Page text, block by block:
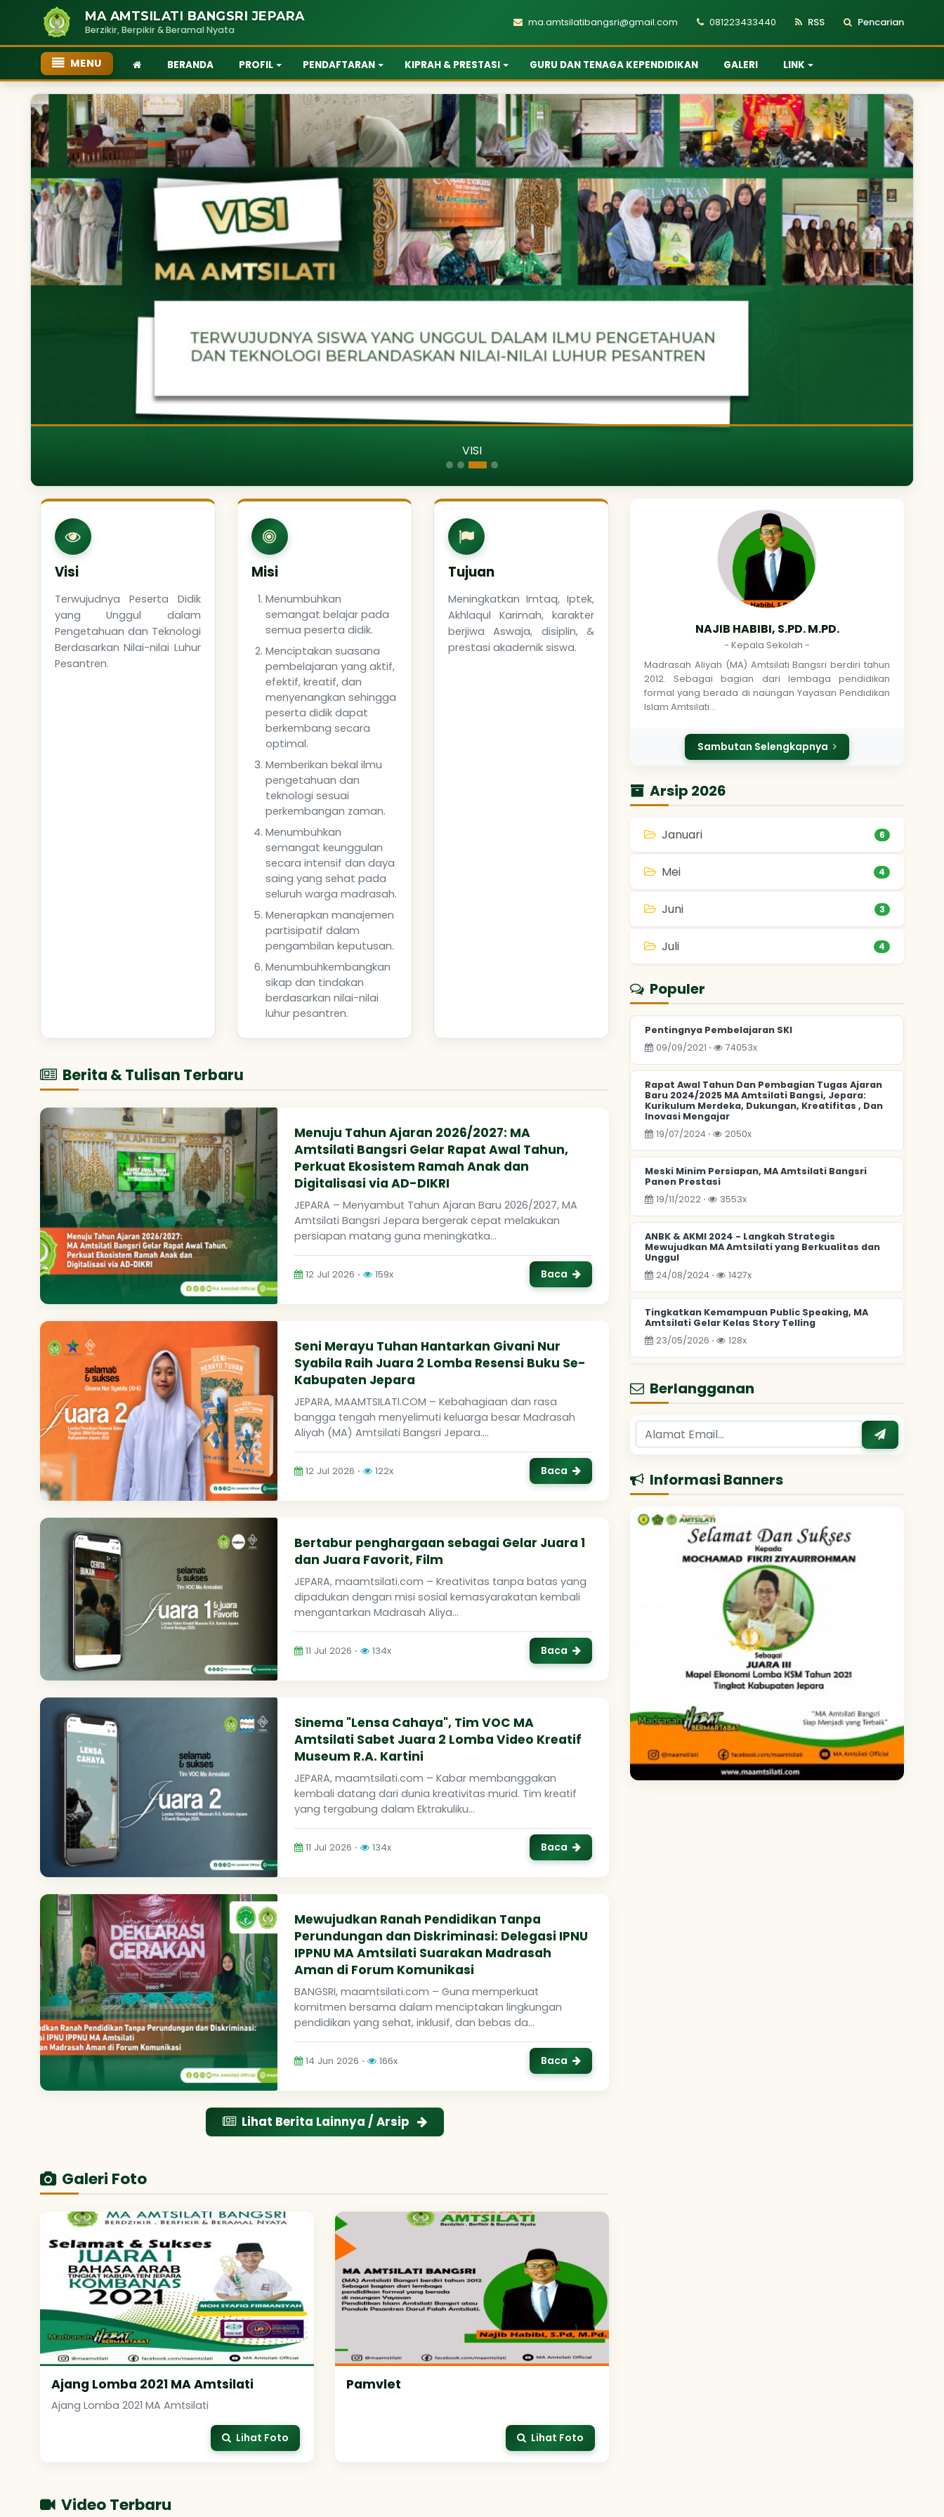
MA AMTSILATI BANGSRI JEPARA
Berzikir, Berpikir & Beramal Nyata
ma.amtsilatibangsri@gmail.com 081223433440 RSS Pencarian
MENU BERANDA PROFIL PENDAFTARAN KIPRAH & PRESTASI GURU DAN TENAGA KEPENDIDIKAN GALERI LINK
MISI
Visi
Terwujudnya Peserta Didik
yang Unggul dalam
Pengetahuan dan Teknologi
Berdasarkan Nilai-nilai Luhur
Pesantren.
Misi
Menumbuhkan
semangat belajar pada
semua peserta didik.
Menciptakan suasana
pembelajaran yang aktif,
efektif, kreatif, dan
menyenangkan sehingga
peserta didik dapat
berkembang secara
optimal.
Memberikan bekal ilmu
pengetahuan dan
teknologi sesuai
perkembangan zaman.
Menumbuhkan
semangat keunggulan
secara intensif dan daya
saing yang sehat pada
seluruh warga madrasah.
Menerapkan manajemen
partisipatif dalam
pengambilan keputusan.
Menumbuhkembangkan
sikap dan tindakan
berdasarkan nilai-nilai
luhur pesantren.
Tujuan
Meningkatkan Imtaq, Iptek,
Akhlaqul Karimah, karakter
berjiwa Aswaja, disiplin, &
prestasi akademik siswa.
Berita & Tulisan Terbaru
Menuju Tahun Ajaran 2026/2027: MA
Amtsilati Bangsri Gelar Rapat Awal Tahun,
Perkuat Ekosistem Ramah Anak dan
Digitalisasi via AD-DIKRI
JEPARA – Menyambut Tahun Ajaran Baru 2026/2027, MA
Amtsilati Bangsri Jepara bergerak cepat melakukan
persiapan matang guna meningkatka...
12 Jul 2026 ⋅ 159x Baca
Seni Merayu Tuhan Hantarkan Givani Nur
Syabila Raih Juara 2 Lomba Resensi Buku Se-
Kabupaten Jepara
JEPARA, MAAMTSILATI.COM – Kebahagiaan dan rasa
bangga tengah menyelimuti keluarga besar Madrasah
Aliyah (MA) Amtsilati Bangsri Jepara....
12 Jul 2026 ⋅ 122x Baca
Bertabur penghargaan sebagai Gelar Juara 1
dan Juara Favorit, Film
JEPARA, maamtsilati.com – Kreativitas tanpa batas yang
dipadukan dengan misi sosial kemasyarakatan kembali
mengantarkan Madrasah Aliya...
11 Jul 2026 ⋅ 134x Baca
Sinema "Lensa Cahaya", Tim VOC MA
Amtsilati Sabet Juara 2 Lomba Video Kreatif
Museum R.A. Kartini
JEPARA, maamtsilati.com – Kabar membanggakan
kembali datang dari dunia kreativitas murid. Tim kreatif
yang tergabung dalam Ektrakuliku...
11 Jul 2026 ⋅ 134x Baca
Mewujudkan Ranah Pendidikan Tanpa
Perundungan dan Diskriminasi: Delegasi IPNU
IPPNU MA Amtsilati Suarakan Madrasah
Aman di Forum Komunikasi
BANGSRI, maamtsilati.com – Guna memperkuat
komitmen bersama dalam menciptakan lingkungan
pendidikan yang sehat, inklusif, dan bebas da...
14 Jun 2026 ⋅ 166x Baca
Lihat Berita Lainnya / Arsip
Galeri Foto
Ajang Lomba 2021 MA Amtsilati
Ajang Lomba 2021 MA Amtsilati
Lihat Foto
Pamvlet
Lihat Foto
Video Terbaru
NAJIB HABIBI, S.PD. M.PD.
- Kepala Sekolah -
Madrasah Aliyah (MA) Amtsilati Bangsri berdiri tahun
2012. Sebagai bagian dari lembaga pendidikan
formal yang berada di naungan Yayasan Pendidikan
Islam Amtsilati…
Sambutan Selengkapnya
Arsip 2026
Januari 6
Mei 4
Juni 3
Juli 4
Populer
Pentingnya Pembelajaran SKI
09/09/2021 ⋅
74053x
Rapat Awal Tahun Dan Pembagian Tugas Ajaran
Baru 2024/2025 MA Amtsilati Bangsi, Jepara:
Kurikulum Merdeka, Dukungan, Kreatifitas , Dan
Inovasi Mengajar
19/07/2024 ⋅
2050x
Meski Minim Persiapan, MA Amtsilati Bangsri
Panen Prestasi
19/11/2022 ⋅
3553x
ANBK & AKMI 2024 - Langkah Strategis
Mewujudkan MA Amtsilati yang Berkualitas dan
Unggul
24/08/2024 ⋅
1427x
Tingkatkan Kemampuan Public Speaking, MA
Amtsilati Gelar Kelas Story Telling
23/05/2026 ⋅
128x
Berlangganan
Informasi Banners